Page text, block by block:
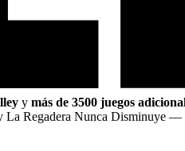
y más de 3500 juegos
Regadera Nunca Disminuye —